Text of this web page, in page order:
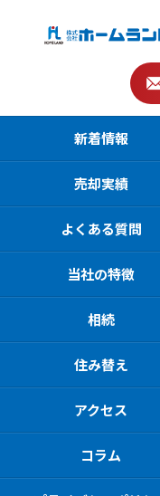
新着情報
売却実績
よくある質問
当社の特徴
相続
住み替え
アクセス
コラム